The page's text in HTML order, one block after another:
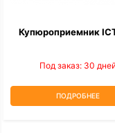
Купюроприемник
Под заказ: 30
ПОДРОБНЕЕ